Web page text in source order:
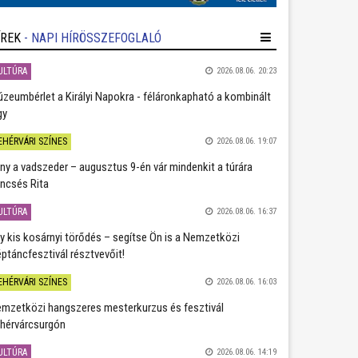
- NAPI HÍRÖSSZEFOGLALÓ
2026.08.06. 20:23
a Királyi Napokra - féláronkapható a kombinált
SZÍNES 2026.08.06. 19:07
a vadszeder – augusztus 9-én vár mindenkit a túrára
Rita
2026.08.06. 16:37
kis kosárnyi törődés – segítse Ön is a Nemzetközi
résztvevőit!
SZÍNES 2026.08.06. 16:03
hangszeres mesterkurzus és fesztivál
2026.08.06. 14:19